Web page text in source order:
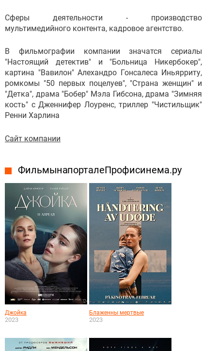
Сферы деятельности - производство
мультимедийного контента, кадровое агентство.
В фильмографии компании значатся сериалы
"Настоящий детектив" и "Больница Никербокер",
картина "Вавилон" Алехандро Гонсалеса Иньярриту,
ромкомы "50 первых поцелуев", "Страна женщин" и
"Детка", драма "Бобер" Мэла Гибсона, драма "Зимняя
кость" с Дженнифер Лоуренс, триллер "Чистильщик"
Ренни Харлина
Сайт компании
Фильмы на портале Профисинема.ру
Джойка
2023
Блаженны мертвые
2023